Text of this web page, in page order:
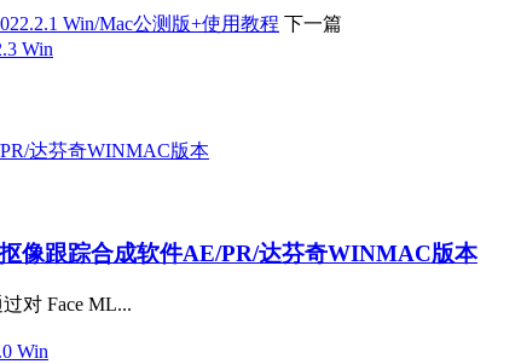
Win/Mac公测版+使用教程 下一篇
Win
像跟踪合成软件AE/PR/达芬奇WINMAC版本
对 Face ML...